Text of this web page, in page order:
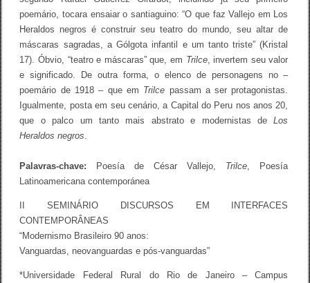
poemário, tocara ensaiar o santiaguino: “O que faz Vallejo em Los
Heraldos negros é construir seu teatro do mundo, seu altar de
máscaras sagradas, a Gólgota infantil e um tanto triste” (Kristal
17). Óbvio, “teatro e máscaras” que, em Trilce, invertem seu valor
e significado. De outra forma, o elenco de personagens no –
poemário de 1918 – que em Trilce passam a ser protagonistas.
Igualmente, posta em seu cenário, a Capital do Peru nos anos 20,
que o palco um tanto mais abstrato e modernistas deLos
Heraldos negros.
Palavras-chave: Poesía de César Vallejo, Trilce, Poesía
Latinoamericana contemporánea
II SEMINÁRIO DISCURSOS EM INTERFACES
CONTEMPORÂNEAS
“Modernismo Brasileiro 90 anos:
Vanguardas, neovanguardas e pós-vanguardas”
*Universidade Federal Rural do Rio de Janeiro – Campus